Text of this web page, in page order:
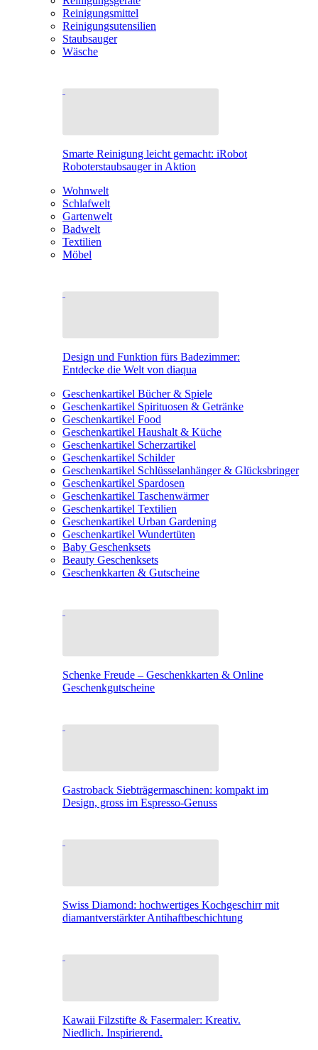
Reinigungsmittel
Reinigungsutensilien
Staubsauger
Wäsche
Smarte Reinigung leicht gemacht: iRobot
Roboterstaubsauger in Aktion
Wohnwelt
Schlafwelt
Gartenwelt
Badwelt
Textilien
Möbel
Design und Funktion fürs Badezimmer:
Entdecke die Welt von diaqua
Geschenkartikel Bücher & Spiele
Geschenkartikel Spirituosen & Getränke
Geschenkartikel Food
Geschenkartikel Haushalt & Küche
Geschenkartikel Scherzartikel
Geschenkartikel Schilder
Geschenkartikel Schlüsselanhänger & Glücksbringer
Geschenkartikel Spardosen
Geschenkartikel Taschenwärmer
Geschenkartikel Textilien
Geschenkartikel Urban Gardening
Geschenkartikel Wundertüten
Baby Geschenksets
Beauty Geschenksets
Geschenkkarten & Gutscheine
Schenke Freude – Geschenkkarten & Online
Geschenkgutscheine
Gastroback Siebträgermaschinen: kompakt im
Design, gross im Espresso-Genuss
Swiss Diamond: hochwertiges Kochgeschirr mit
diamantverstärkter Antihaftbeschichtung
Kawaii Filzstifte & Fasermaler: Kreativ.
Niedlich. Inspirierend.